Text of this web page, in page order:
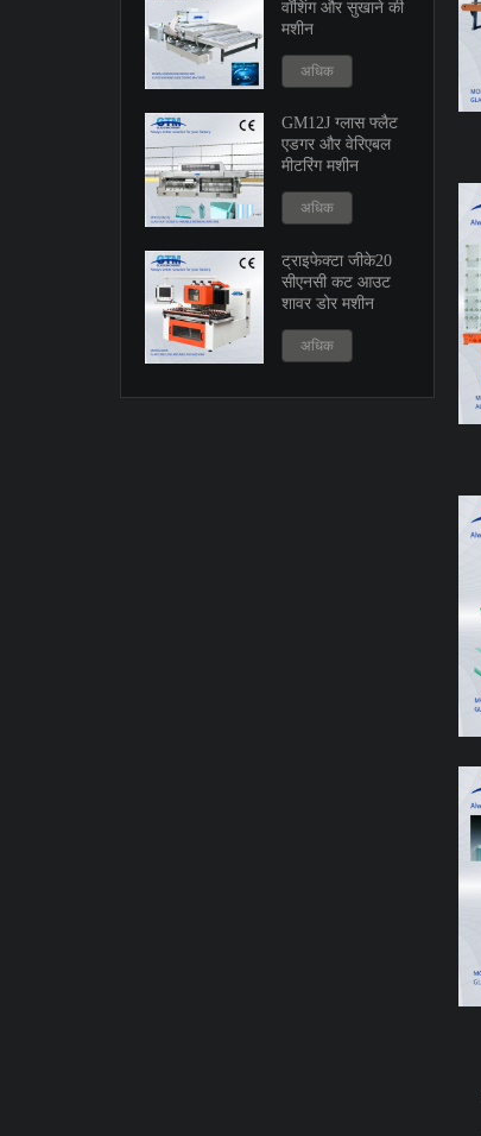
वॉशिंग और सुखाने की
मशीन
अधिक
GM12J ग्लास फ्लैट
एडगर और वेरिएबल
मीटरिंग मशीन
अधिक
ट्राइफेक्टा जीके20
सीएनसी कट आउट
शावर डोर मशीन
अधिक